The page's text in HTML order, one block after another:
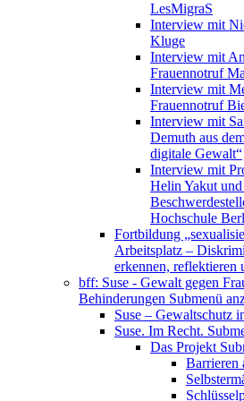
LesMigraS
Interview mit
Kluge
Interview mit
Frauennotruf
Interview mit
Frauennotruf
Interview mit
Demuth aus
digitale Gewalt“
Interview mit
Helin Yakut
Hochschule
Fortbildung
Arbeitsplatz –
erkennen, reflektieren
bff: Suse - Gewalt gegen
Behinderungen Submenü
Suse – Gewaltschutz
Suse. Im Recht.
Das Projekt
Barrieren